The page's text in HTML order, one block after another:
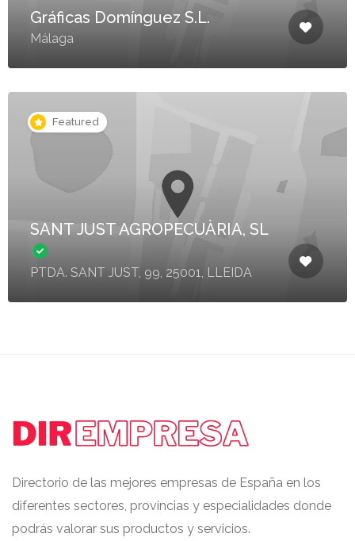
Gráficas Domínguez S.L.
Málaga
Featured
SANT JUST AGROPECUÀRIA, SL
PTDA. SANT JUST, 99, 25001, LLEIDA
Directorio de las mejores empresas de España en los
diferentes sectores, provincias y especialidades donde
podrás valorar sus productos y servicios.